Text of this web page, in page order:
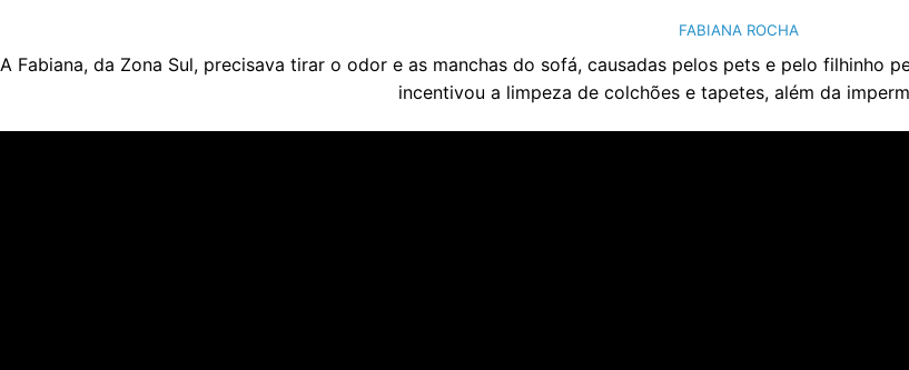
FABIANA ROCHA
A Fabiana, da Zona Sul, precisava tirar o odor e as manchas do sofá, causadas pelos pets e pelo filhinho
incentivou a limpeza de colchões e tapetes, além da